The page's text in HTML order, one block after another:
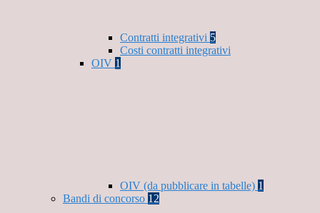
Contratti integrativi 5
Costi contratti integrativi
OIV 1
OIV (da pubblicare in tabelle) 1
Bandi di concorso 12